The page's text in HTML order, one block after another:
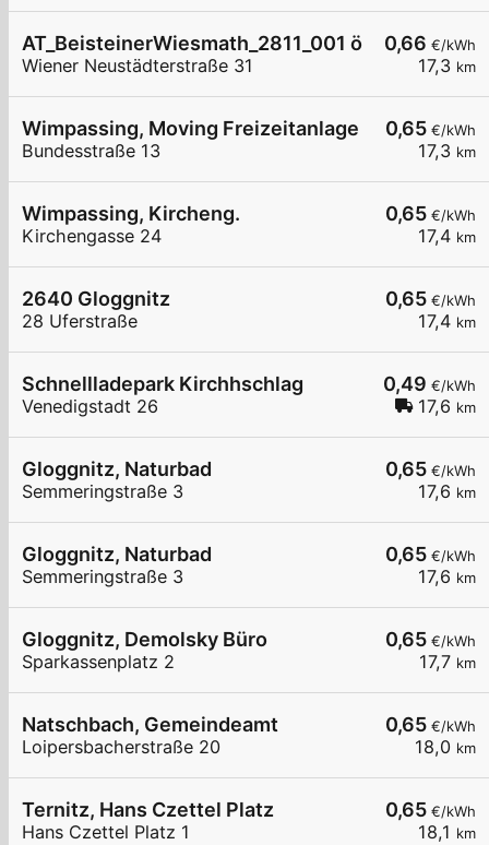
0,66 €/kWh
17,3 km
AT_BeisteinerWiesmath_2811_001 öffentlich
Wiener Neustädterstraße 31
0,65 €/kWh
17,3 km
Wimpassing, Moving Freizeitanlage
Bundesstraße 13
0,65 €/kWh
17,4 km
Wimpassing, Kircheng.
Kirchengasse 24
0,65 €/kWh
17,4 km
2640 Gloggnitz
28 Uferstraße
0,49 €/kWh
17,6 km
Schnellladepark Kirchhschlag
Venedigstadt 26
0,65 €/kWh
17,6 km
Gloggnitz, Naturbad
Semmeringstraße 3
0,65 €/kWh
17,6 km
Gloggnitz, Naturbad
Semmeringstraße 3
0,65 €/kWh
17,7 km
Gloggnitz, Demolsky Büro
Sparkassenplatz 2
0,65 €/kWh
18,0 km
Natschbach, Gemeindeamt
Loipersbacherstraße 20
0,65 €/kWh
18,1 km
Ternitz, Hans Czettel Platz
Hans Czettel Platz 1